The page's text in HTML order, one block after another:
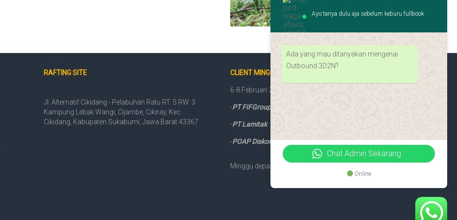
RAFTING SITE
Jl. Alternatif Cikidang - Pelabuhan Ratu RT. 5 RW. 3
Kampung Lebak Wangi, Cijambe, Cikiray, Kec.
Cikidang, Kabupaten Sukabumi, Jawa Barat 43367
CLIENT MINGGU INI
6-8 Februari 2026
-PT FIFGroup Jaksel II
-PT Lamitak
-POAP Diskominfotik DKI
Minggu depan giliran kamu!
Ayo tanya dulu aja sebelum keburu fullbook
Ada yang mau ditanyakan mengenai
Outbound 3D2N?
Chat Admin Sekarang
Online